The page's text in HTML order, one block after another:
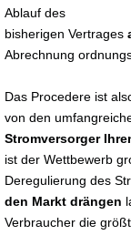
Ablauf des
bisherigen Vertrages
Abrechnung
Das Procedere ist
von den
Stromversorger
ist der Wettbewerb
Deregulierung des
den Markt drängen
Verbraucher die